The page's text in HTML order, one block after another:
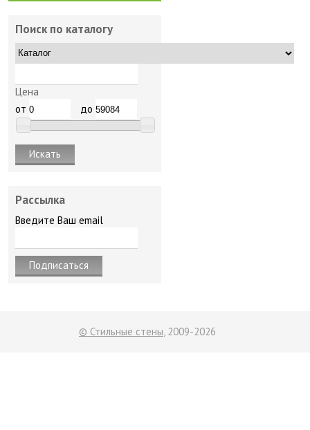
Поиск по каталогу
Цена
от
до
Рассылка
Введите Ваш email
© Стильные стены, 2009-2026